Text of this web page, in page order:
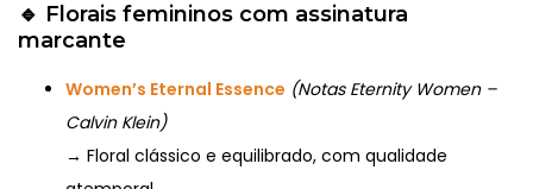
🔹 Florais femininos com assinatura
marcante
Women’s Eternal Essence (Notas Eternity Women –
Calvin Klein)
→ Floral clássico e equilibrado, com qualidade